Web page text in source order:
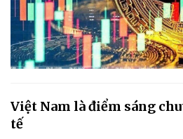
Việt Nam là điểm sáng
tế